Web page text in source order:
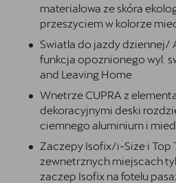
materialowa ze skóra
przeszyciem w kolorze
Swiatla do jazdy dziennej/
funkcja opoznionego wyl.
and Leaving Home
Wnetrze CUPRA z
dekoracyjnymi deski
ciemnego aluminium i
Zaczepy Isofix/i-Size i Top
zewnetrznych miejscach
zaczep Isofix na fotelu